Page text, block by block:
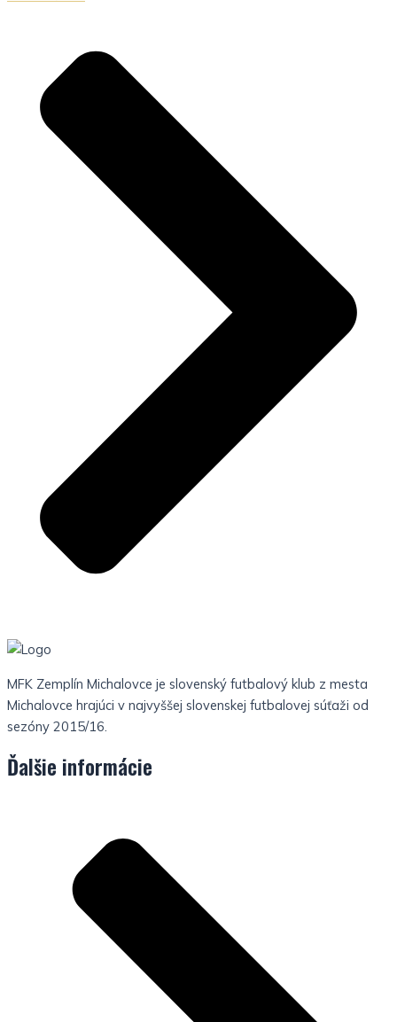
MFK Zemplín Michalovce je slovenský futbalový klub z mesta
Michalovce hrajúci v najvyššej slovenskej futbalovej súťaži od
sezóny 2015/16.
Ďalšie informácie